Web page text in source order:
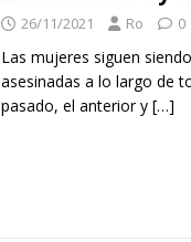
26/11/2021 Ro 0
Las mujeres siguen
asesinadas a lo largo de
pasado, el anterior y […]